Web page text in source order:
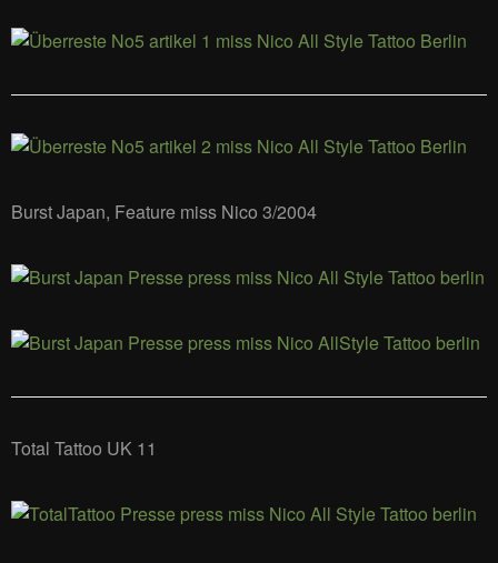
Burst Japan, Feature miss Nico 3/2004
Total Tattoo UK 11